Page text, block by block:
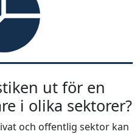
ut för en
i olika sektorer?
och offentlig sektor kan